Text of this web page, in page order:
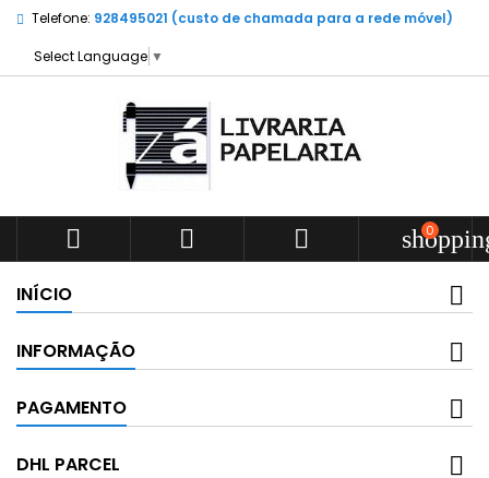
Telefone: 928495021 (custo de chamada para a rede móvel)
Select Language ▼
   0
INÍCIO
INFORMAÇÃO
PAGAMENTO
DHL PARCEL